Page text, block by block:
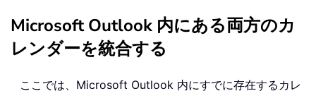
Microsoft Outlook 内にある両方のカ
レンダーを統合する
ここでは、Microsoft Outlook 内にすでに存在するカレ